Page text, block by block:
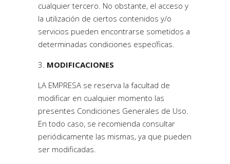
cualquier tercero. No obstante, el acceso y
la utilización de ciertos contenidos y/o
servicios pueden encontrarse sometidos a
determinadas condiciones específicas.
MODIFICACIONES
LA EMPRESA se reserva la facultad de
modificar en cualquier momento las
presentes Condiciones Generales de Uso.
En todo caso, se recomienda consultar
periódicamente las mismas, ya que pueden
ser modificadas.